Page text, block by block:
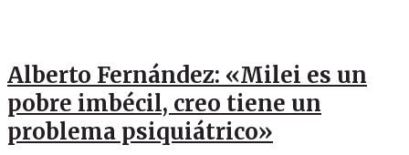
Alberto Fernández: «Milei es un
pobre imbécil, creo tiene un
problema psiquiátrico»